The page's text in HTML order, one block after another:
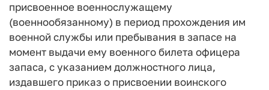
присвоенное военнослужащему
(военнообязанному) в период прохождения им
военной службы или пребывания в запасе на
момент выдачи ему военного билета офицера
запаса, с указанием должностного лица,
издавшего приказ о присвоении воинского